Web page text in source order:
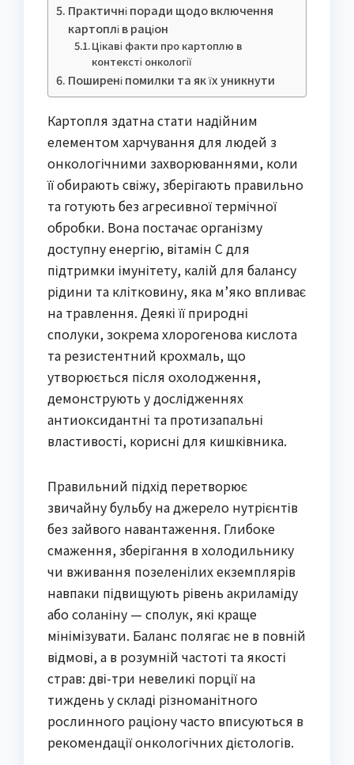
Практичні поради щодо включення
картоплі в раціон
Цікаві факти про картоплю в
контексті онкології
Поширені помилки та як їх уникнути
Картопля здатна стати надійним
елементом харчування для людей з
онкологічними захворюваннями, коли
її обирають свіжу, зберігають правильно
та готують без агресивної термічної
обробки. Вона постачає організму
доступну енергію, вітамін С для
підтримки імунітету, калій для балансу
рідини та клітковину, яка м’яко впливає
на травлення. Деякі її природні
сполуки, зокрема хлорогенова кислота
та резистентний крохмаль, що
утворюється після охолодження,
демонструють у дослідженнях
антиоксидантні та протизапальні
властивості, корисні для кишківника.
Правильний підхід перетворює
звичайну бульбу на джерело нутрієнтів
без зайвого навантаження. Глибоке
смаження, зберігання в холодильнику
чи вживання позеленілих екземплярів
навпаки підвищують рівень акриламіду
або соланіну — сполук, які краще
мінімізувати. Баланс полягає не в повній
відмові, а в розумній частоті та якості
страв: дві-три невеликі порції на
тиждень у складі різноманітного
рослинного раціону часто вписуються в
рекомендації онкологічних дієтологів.